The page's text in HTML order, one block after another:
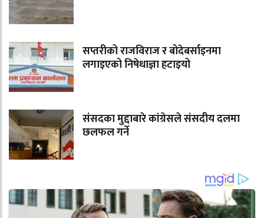
सप्तरीको राजविराज र बोदेबर्साइनमा
लगाइएको निषेधाज्ञा हटाइयो
संसदका मुद्दाबारे कांग्रेसले संसदीय दलमा
छलफल गर्ने